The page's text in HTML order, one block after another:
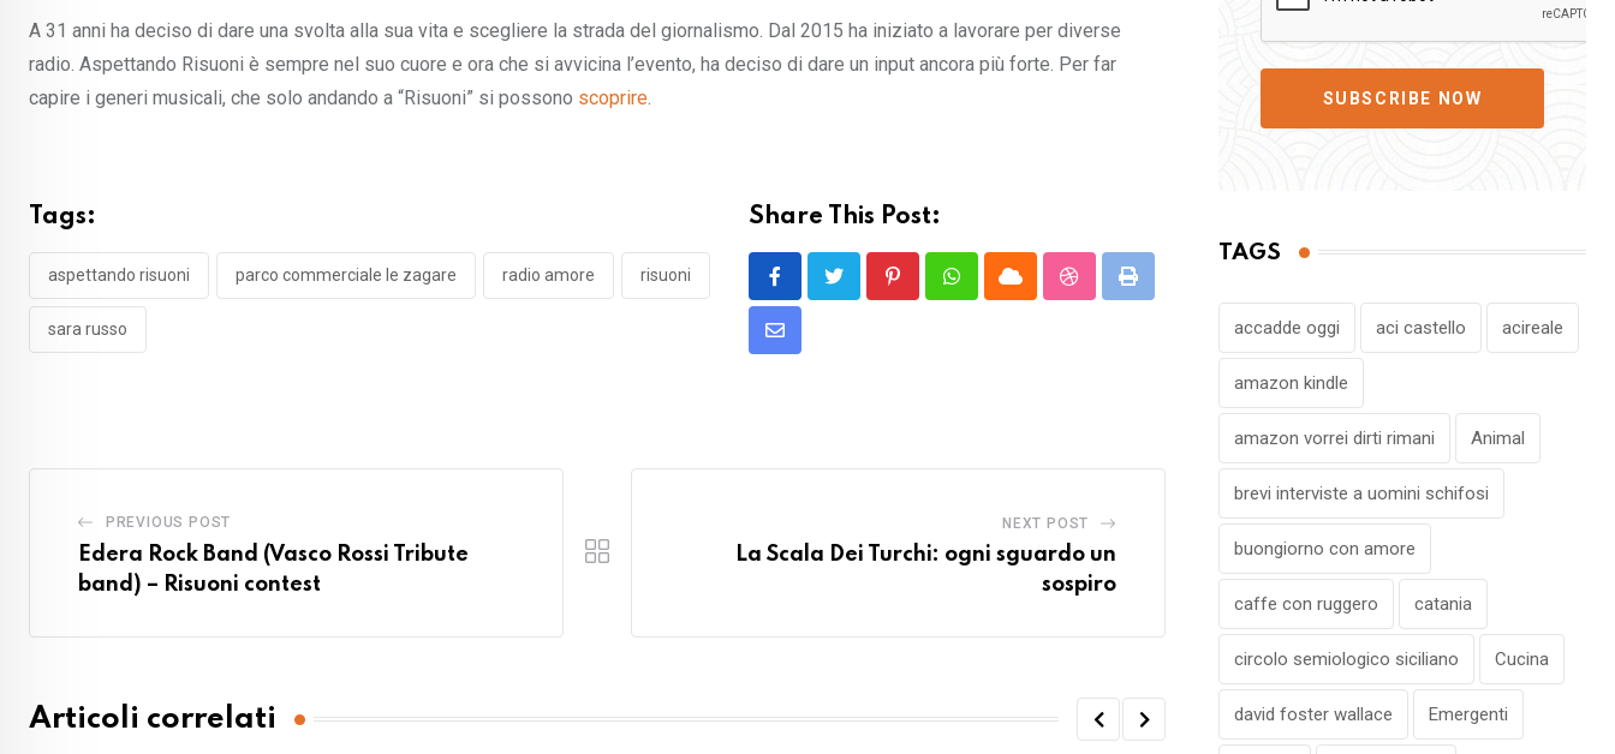
A 31 anni ha deciso di dare una svolta alla sua vita e scegliere la strada del giornalismo. Dal 2015 ha iniziato a lavorare per diverse
radio. Aspettando Risuoni è sempre nel suo cuore e ora che si avvicina l’evento, ha deciso di dare un input ancora più forte. Per far
capire i generi musicali, che solo andando a “Risuoni” si possono scoprire.
Tags:
aspettando risuoni parco commerciale le zagare radio amore risuoni
sara russo
Share This Post:
PinterestWhatsappCloud StumbleUpon
Print
Share
PREVIOUS POST
Edera Rock Band (Vasco Rossi Tribute
band) – Risuoni contest
NEXT POST
La Scala Dei Turchi: ogni sguardo un
sospiro
Articoli correlati
SUBSCRIBE NOW
TAGS
accadde oggi aci castello acireale
amazon kindle
amazon vorrei dirti rimani Animal
brevi interviste a uomini schifosi
buongiorno con amore
caffe con ruggero catania
circolo semiologico siciliano Cucina
david foster wallace Emergenti